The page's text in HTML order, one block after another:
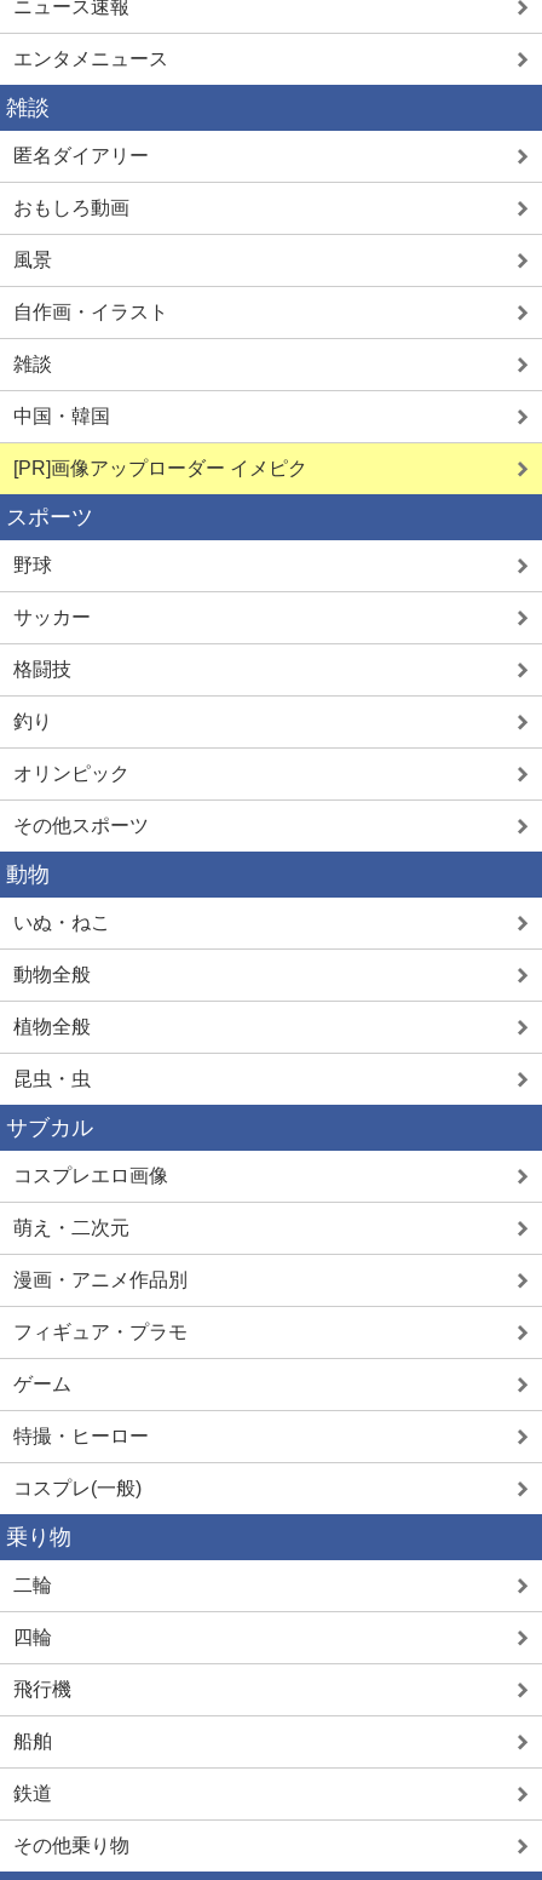
ニュース速報
エンタメニュース
雑談
匿名ダイアリー
おもしろ動画
風景
自作画・イラスト
雑談
中国・韓国
[PR]画像アップローダー イメピク
スポーツ
野球
サッカー
格闘技
釣り
オリンピック
その他スポーツ
動物
いぬ・ねこ
動物全般
植物全般
昆虫・虫
サブカル
コスプレエロ画像
萌え・二次元
漫画・アニメ作品別
フィギュア・プラモ
ゲーム
特撮・ヒーロー
コスプレ(一般)
乗り物
二輪
四輪
飛行機
船舶
鉄道
その他乗り物